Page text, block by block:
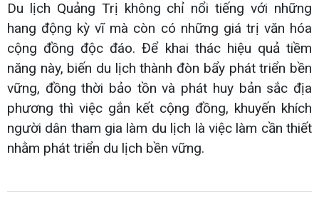
Du lịch Quảng Trị không chỉ nổi tiếng với những
hang động kỳ vĩ mà còn có những giá trị văn hóa
cộng đồng độc đáo. Để khai thác hiệu quả tiềm
năng này, biến du lịch thành đòn bẩy phát triển bền
vững, đồng thời bảo tồn và phát huy bản sắc địa
phương thì việc gắn kết cộng đồng, khuyến khích
người dân tham gia làm du lịch là việc làm cần thiết
nhằm phát triển du lịch bền vững.